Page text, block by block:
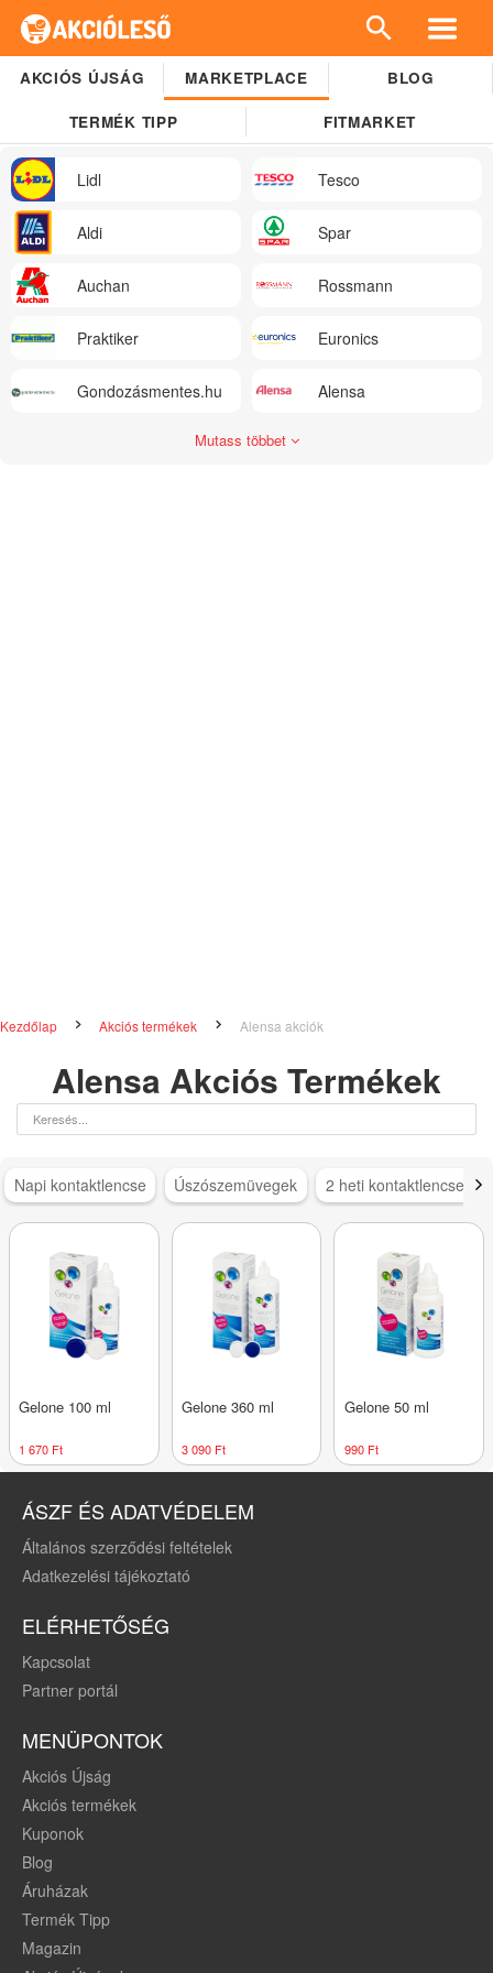
AKCIÓS ÚJSÁG MARKETPLACE BLOG
TERMÉK TIPP FITMARKET
Lidl Tesco
Aldi Spar
Auchan Rossmann
Praktiker Euronics
Gondozásmentes.hu Alensa
Mutass többet
Kezdőlap Akciós termékek Alensa akciók
Alensa Akciós Termékek
Napi kontaktlencse Úszószemüvegek 2 heti kontaktlencse
Gelone 100 ml
1 670 Ft
Gelone 360 ml
3 090 Ft
Gelone 50 ml
990 Ft
ÁSZF ÉS ADATVÉDELEM
Általános szerződési feltételek
Adatkezelési tájékoztató
ELÉRHETŐSÉG
Kapcsolat
Partner portál
MENÜPONTOK
Akciós Újság
Akciós termékek
Kuponok
Blog
Áruházak
Termék Tipp
Magazin